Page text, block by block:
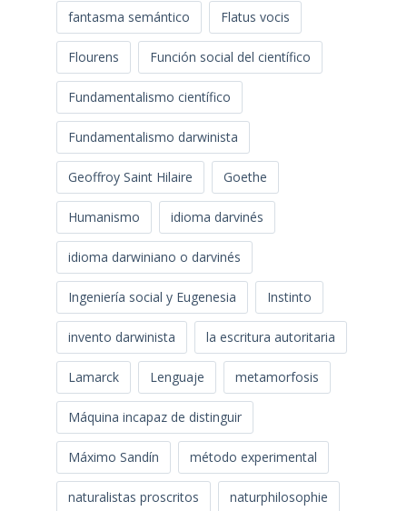
fantasma semántico Flatus vocis
Flourens Función social del científico
Fundamentalismo científico
Fundamentalismo darwinista
Geoffroy Saint Hilaire Goethe
Humanismo idioma darvinés
idioma darwiniano o darvinés
Ingeniería social y Eugenesia Instinto
invento darwinista la escritura autoritaria
Lamarck Lenguaje metamorfosis
Máquina incapaz de distinguir
Máximo Sandín método experimental
naturalistas proscritos naturphilosophie